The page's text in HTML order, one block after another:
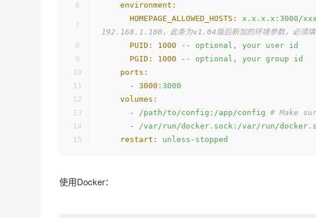
environment:
HOMEPAGE_ALLOWED_HOSTS:
x.x.x.x:3000/
192.168.1.100，此条为v1.04版后新加的环境参数，必须
PUID:
1000 -- optional, your user id
PGID:
1000 -- optional, your group
id
ports:
-
3000 :3000
volumes:
-
/path/to/config:/app/config # Make
-
/var/run/docker.sock:/var/run/
restart:
unless-stopped
使用Docker：